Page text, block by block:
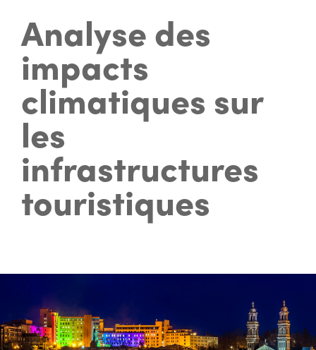
Analyse des
impacts
climatiques sur
les
infrastructures
touristiques